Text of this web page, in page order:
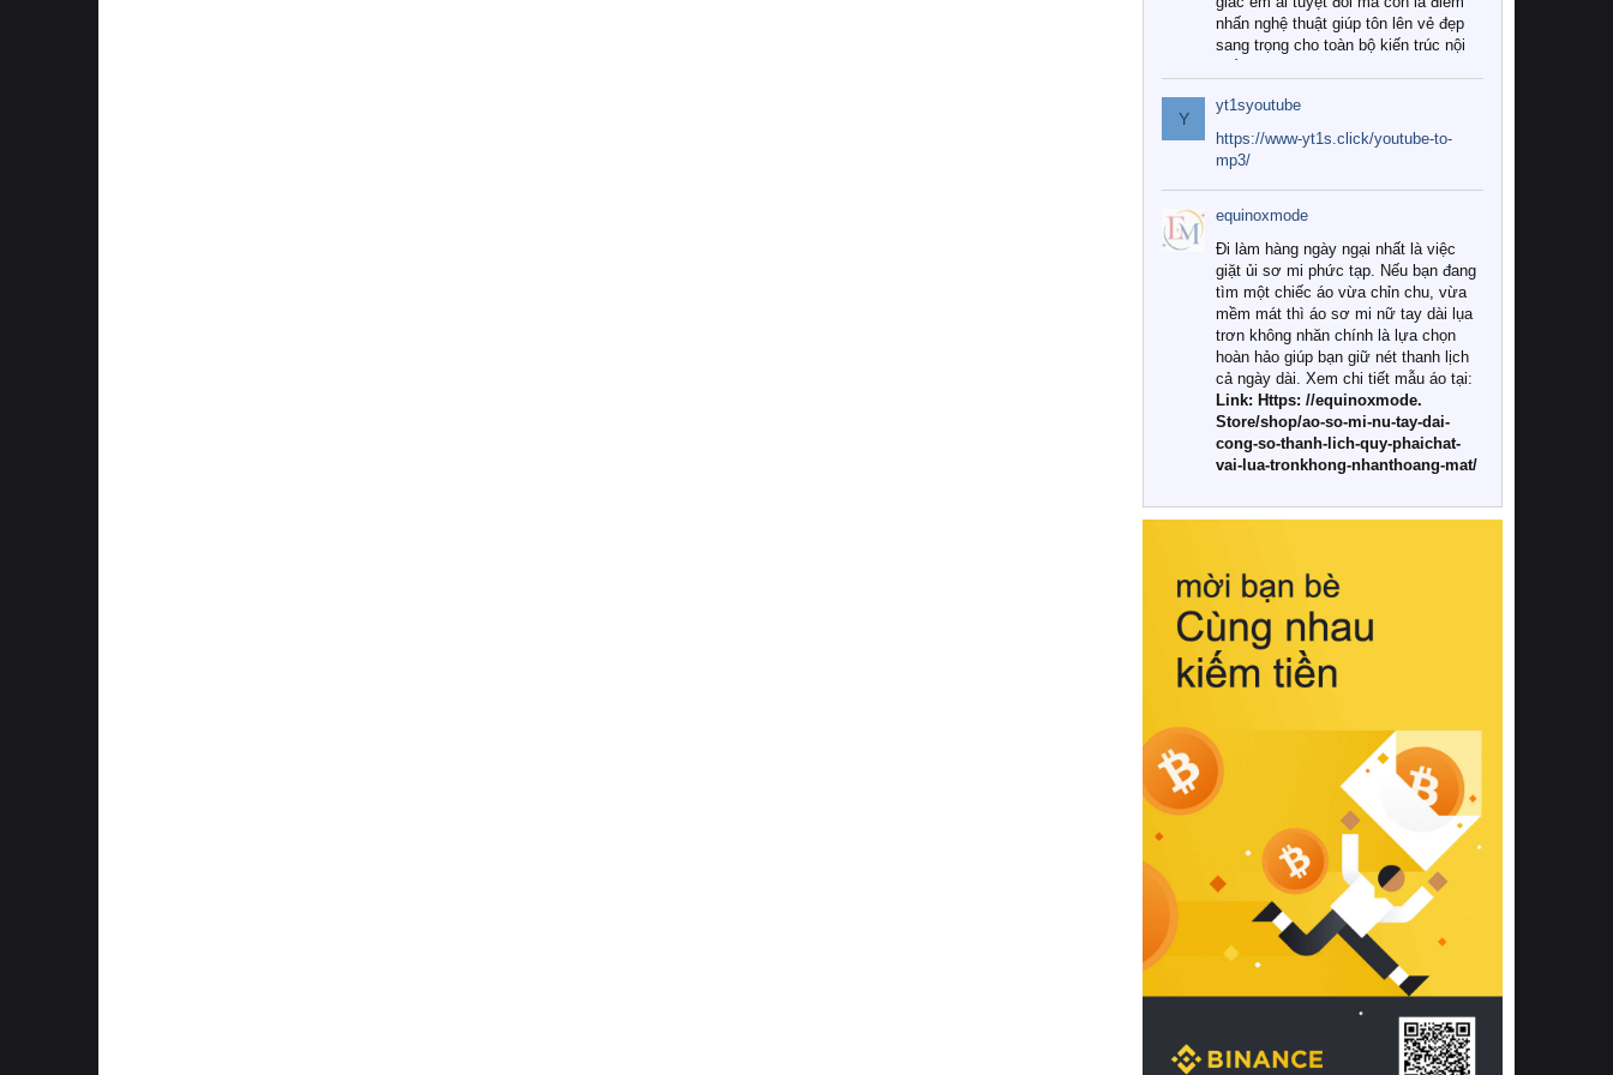
nhấn nghệ thuật giúp tôn lên vẻ đẹp
sang trọng cho toàn bộ kiến trúc nội
Tuy nhiên, giữa thị trường đa dạng
với vô vàn thương hiệu và mẫu mã
như hiện nay, làm thế nào để chọn
được những bộ chăn ga gối đệm cao
cấp thực sự chất lượng, phù hợp với
khí hậu và nhu cầu sử dụng của gia
đình? Hãy cùng chúng tôi đi tìm lời
giải đáp chi tiết qua bài viết dưới đây.
1. Tại sao các gia đình hiện đại lại ưa
chuộng chăn ga gối đệm cao cấp?
Khác với các dòng sản phẩm thông
thường, những bộ chăn ga gối đệm
cao cấp trải qua quy trình sản xuất
nghiêm ngặt từ khâu chọn lọc nguyên
liệu tự nhiên đến công nghệ dệt
nhuộm hiện đại không chứa hóa chất
này, bạn sẽ cảm nhận rõ rệt sự khác
hồi chuẩn xác của phần đệm nâng đỡ
cột sống.
Bên cạnh đó, việc lựa chọn các dòng
sản phẩm đạt chuẩn chất lượng quốc
tế còn giúp ngăn ngừa tình trạng kích
khuẩn và nấm mốc trong điều kiện
thời tiết nóng ẩm. Bạn có thể tìm hiểu
thêm các nghiên cứu khoa học về tác
động của giấc ngủ và môi trường
phòng ngủ đối với sức khỏe con
người tại Sleep Foundation (External
Link) để có cái nhìn toàn diện hơn.
2. Các tiêu chí vàng khi lựa chọn
chăn ga gối đệm cao cấp cho phòng
ngủ
Để sở hữu một bộ chăn ga gối đệm
cao cấp hoàn hảo cả về thẩm mỹ lẫn
công năng, người tiêu dùng cần cân
nhắc kỹ lưỡng các tiêu chí quan trọng
Y
yt1syoutube
https://www-yt1s.click/youtube-to-
mp3/
equinoxmode
Đi làm hàng ngày ngại nhất là việc
giặt ủi sơ mi phức tạp. Nếu bạn đang
tìm một chiếc áo vừa chỉn chu, vừa
mềm mát thì áo sơ mi nữ tay dài lụa
trơn không nhăn chính là lựa chọn
hoàn hảo giúp bạn giữ nét thanh lịch
cả ngày dài. Xem chi tiết mẫu áo tại:
Link: Https: //equinoxmode.
Store/shop/ao-so-mi-nu-tay-dai-
cong-so-thanh-lich-quy-phaichat-
vai-lua-tronkhong-nhanthoang-mat/